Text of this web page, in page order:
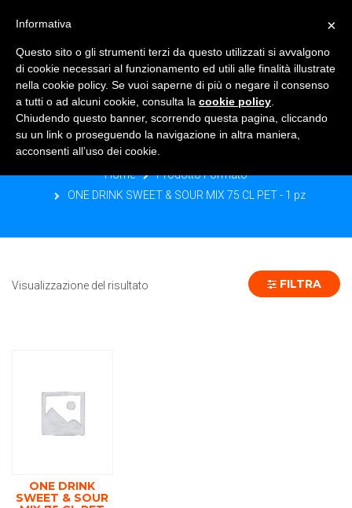
ONE DRINK SWEET & SOUR MIX 75
CL PET - 1 PZ
Home
Prodotto Formato
ONE DRINK SWEET & SOUR MIX 75 CL PET - 1 pz
Visualizzazione del risultato FILTRA
ONE DRINK
SWEET & SOUR
×
Informativa
Questo sito o gli strumenti terzi da questo utilizzati si avvalgono
di cookie necessari al funzionamento ed utili alle finalità illustrate
nella cookie policy. Se vuoi saperne di più o negare il consenso
a tutti o ad alcuni cookie, consulta la cookie policy
Chiudendo questo banner, scorrendo questa pagina, cliccando
su un link o proseguendo la navigazione in altra maniera,
acconsenti all’uso dei cookie.